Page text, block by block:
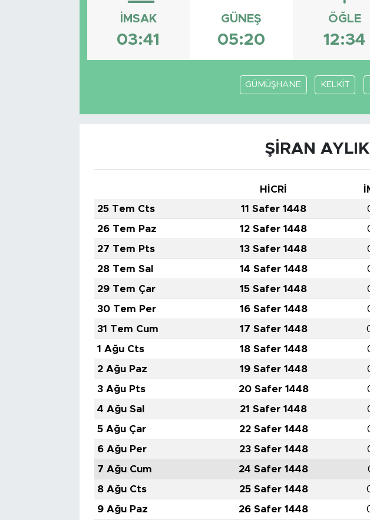
İMSAK
03:41
GÜNEŞ
05:20
ÖĞLE
12:34
GÜMÜŞHANE KELKİT
ŞİRAN
HİCRİ
25 Tem Cts
11 Safer 1448
26 Tem Paz
12 Safer 1448
27 Tem Pts
13 Safer 1448
28 Tem Sal
14 Safer 1448
29 Tem Çar
15 Safer 1448
30 Tem Per
16 Safer 1448
31 Tem Cum
17 Safer 1448
1 Ağu Cts
18 Safer 1448
2 Ağu Paz
19 Safer 1448
3 Ağu Pts
20 Safer 1448
4 Ağu Sal
21 Safer 1448
5 Ağu Çar
22 Safer 1448
6 Ağu Per
23 Safer 1448
7 Ağu Cum
24 Safer 1448
8 Ağu Cts
25 Safer 1448
9 Ağu Paz
26 Safer 1448